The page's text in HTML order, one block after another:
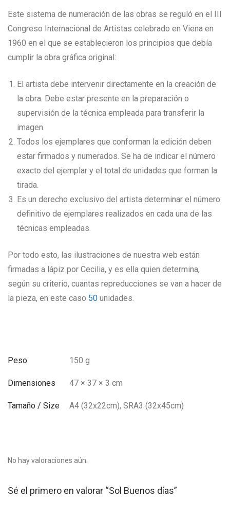
Este sistema de numeración de las obras se reguló en el III
Congreso Internacional de Artistas celebrado en Viena en
1960 en el que se establecieron los principios que debía
cumplir la obra gráfica original:
El artista debe intervenir directamente en la creación de
la obra. Debe estar presente en la preparación o
supervisión de la técnica empleada para transferir la
imagen.
Todos los ejemplares que conforman la edición deben
estar firmados y numerados. Se ha de indicar el número
exacto del ejemplar y el total de unidades que forman la
tirada.
Es un derecho exclusivo del artista determinar el número
definitivo de ejemplares realizados en cada una de las
técnicas empleadas.
Por todo esto, las ilustraciones de nuestra web están
firmadas a lápiz por Cecilia, y es ella quien determina,
según su criterio, cuantas repreducciones se van a hacer de
la pieza, en este caso 50 unidades.
Peso 150 g
Dimensiones 47 × 37 × 3 cm
Tamaño / Size A4 (32x22cm), SRA3 (32x45cm)
No hay valoraciones aún.
Sé el primero en valorar “Sol Buenos días”